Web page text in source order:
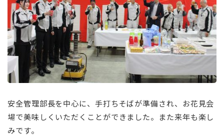
安全管理部長を中心に、手打ちそばが準備され、お花見会
場で美味しくいただくことができました。また来年も楽し
みです。